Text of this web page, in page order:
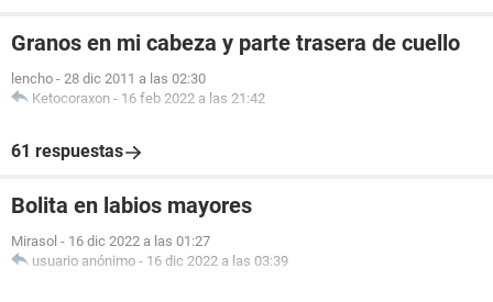
Granos en mi cabeza y parte trasera de cuello
lencho - 28 dic 2011 a las 02:30
Ketocoraxon - 16 feb 2022 a las 21:42
61 respuestas
Bolita en labios mayores
Mirasol - 16 dic 2022 a las 01:27
usuario anónimo - 16 dic 2022 a las 03:39